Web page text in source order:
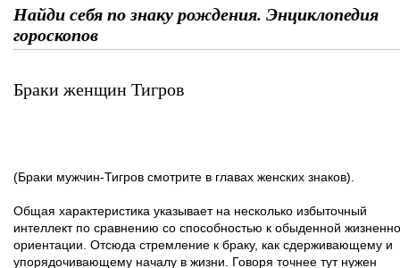
Найди себя по знаку рождения. Энциклопедия
гороскопов
Браки женщин Тигров
(Браки мужчин-Тигров смотрите в главах женских знаков).
Общая характеристика указывает на несколько избыточный
интеллект по сравнению со способностью к обыденной
ориентации. Отсюда стремление к браку, как сдерживающему и
упорядочивающему началу в жизни. Говоря точнее тут нужен